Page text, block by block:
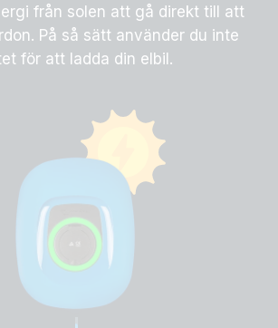
från solen att gå direkt till att
På så sätt använder du inte
för att ladda din elbil.